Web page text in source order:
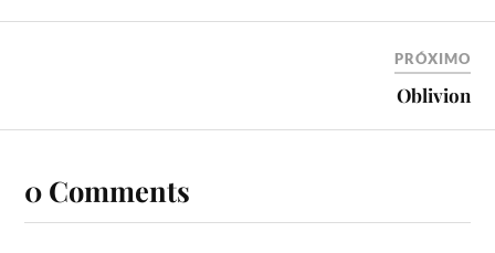
PRÓXIMO
Oblivion
0 Comments